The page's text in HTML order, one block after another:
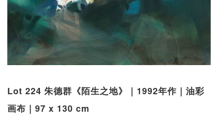
Lot 224 朱德群《陌生之地》｜1992年作｜油彩
画布｜97 x 130 cm